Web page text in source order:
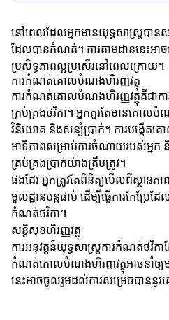
នៅពេលដែលអ្នកមានយុទ្ធសាស្ត្របានស
ដែលបានកំណត់។ ការតាមដាននេះអាច
ប្រសិទ្ធភាពល្អប្រសើរនៅពេលក្រោយ។
ការកំណត់គោលបំណងហិរញ្ញវត្ថុ
ការកំណត់គោលបំណងហិរញ្ញវត្ថុគឺជាកា
គ្រប់គ្រងថវិកា។ អ្នកគួរតែមានគោល
វិនិយោគ និងសន្សំប្រាក់។ ការបង្កើត
អាទិភាពសម្រាប់ការចំណាយរបស់អ្នក និ
គ្រប់គ្រងប្រាក់យ៉ាងត្រឹមត្រូវ។
ផងដែរ អ្នកត្រូវតែពិនិត្យមើលពីស្ថានភ
មូលដ្ឋានបន្តផាប់ ដើម្បីធ្វើការកែប្រែដ
កំណត់ថវិកា។
សន្ដិសុខហិរញ្ញវត្ថុ
ការអនុវត្តន៍យុទ្ធសាស្ត្រការកំណត់ថវិក
កំណត់គោលបំណងហិរញ្ញវត្ថុអាចនាំឲ្យ
នេះអាចចូលរួមដល់ការសម្រេចបាននូ